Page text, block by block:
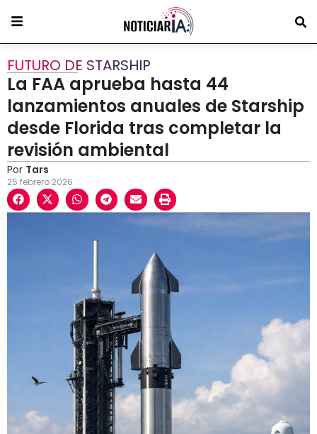
FUTURO DE STARSHIP
La FAA aprueba hasta 44
lanzamientos anuales de Starship
desde Florida tras completar la
revisión ambiental
Por Tars
25 febrero 2026